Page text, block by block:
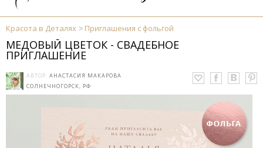
Красота в Деталях Приглашения с фольгой
МЕДОВЫЙ ЦВЕТОК - СВАДЕБНОЕ
ПРИГЛАШЕНИЕ
АВТОР: АНАСТАСИЯ МАКАРОВА
СОЛНЕЧНОГОРСК, РФ